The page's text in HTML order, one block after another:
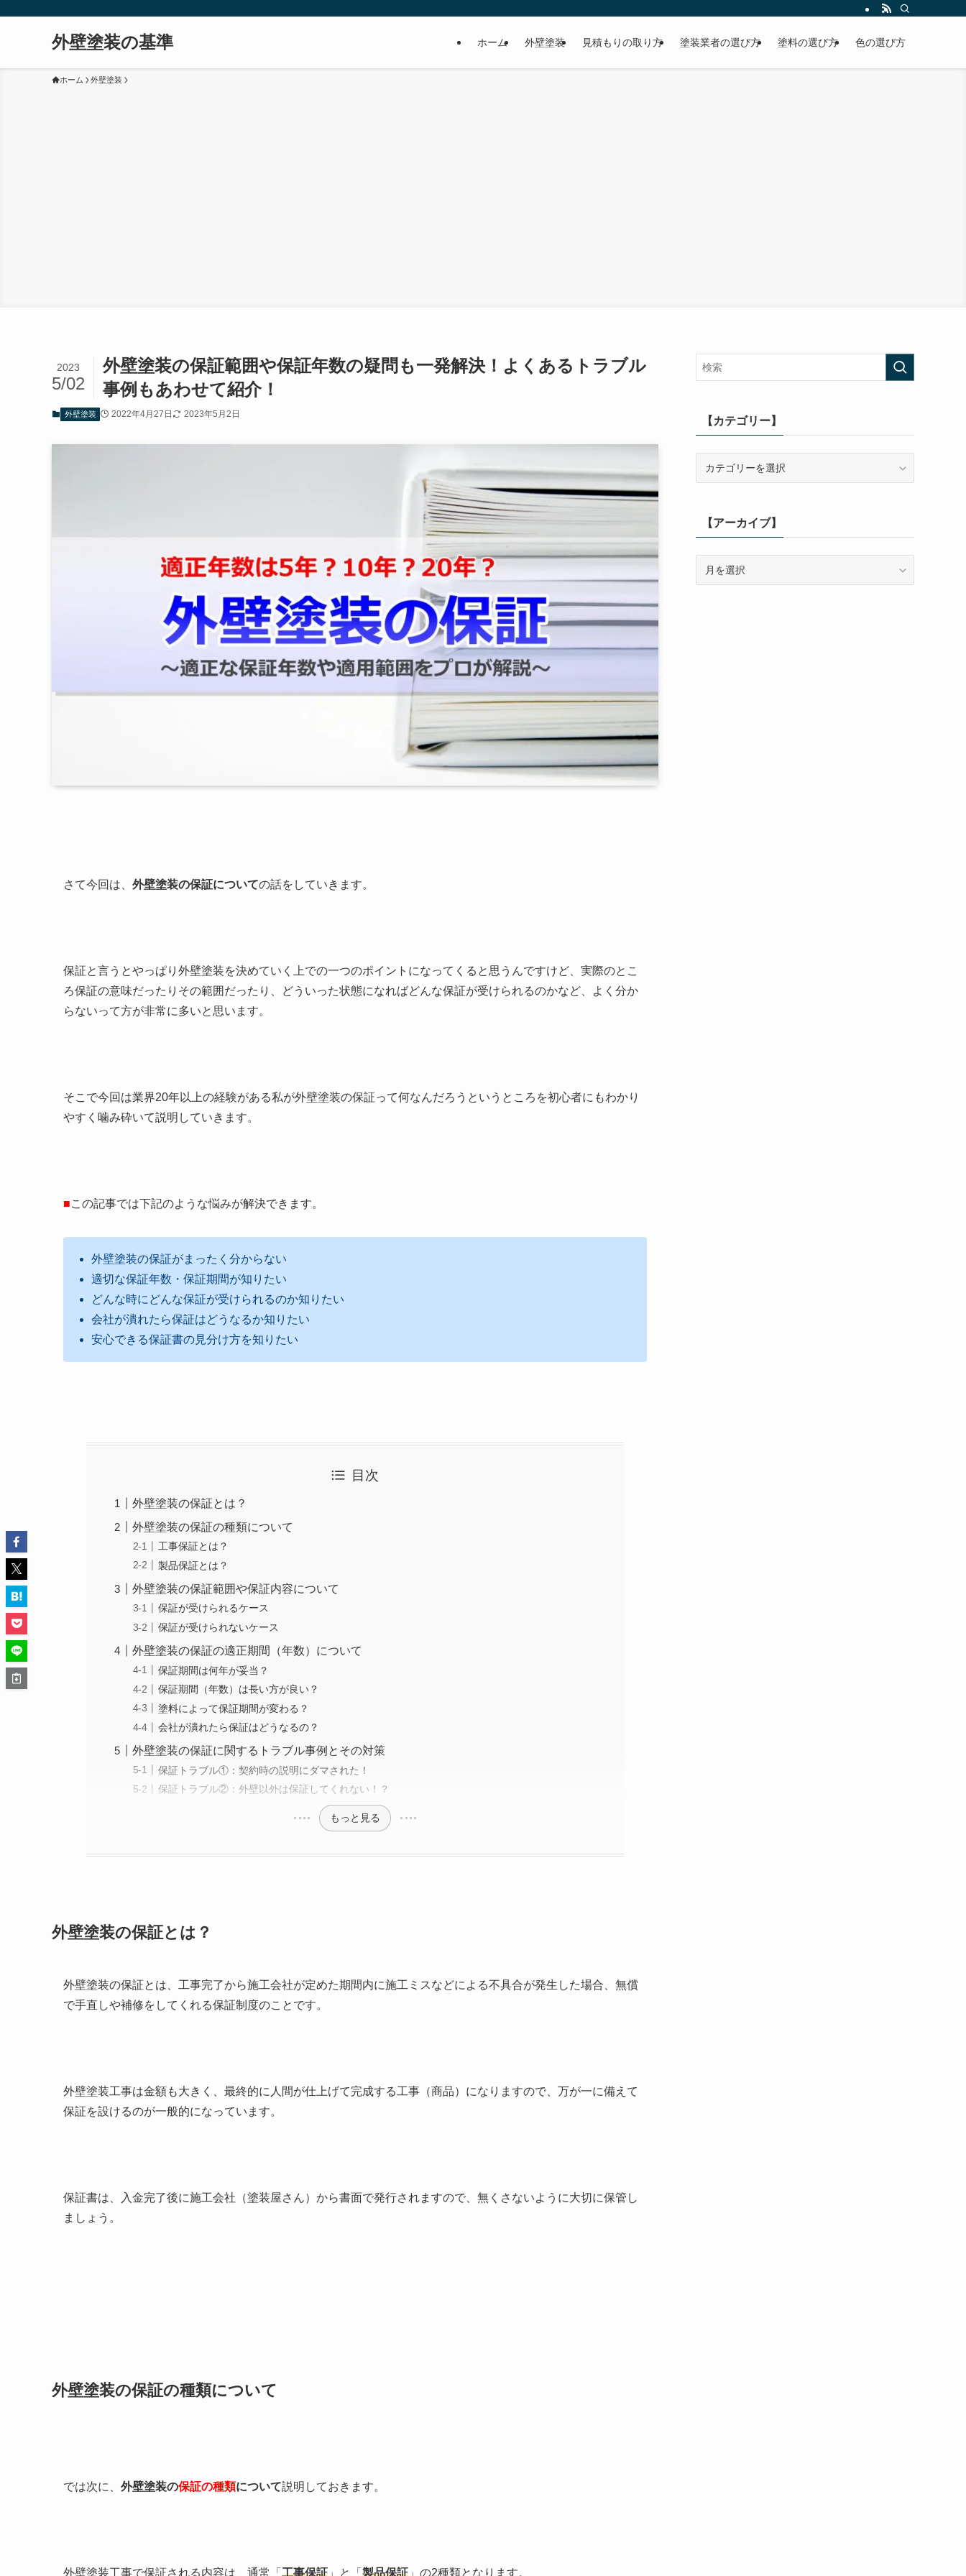
外壁塗装の基準 ホーム 外壁塗装 見積もりの取り方 塗装業者の選び方 塗料の選び方 色の選び方
ホーム 外壁塗装
外壁塗装の保証範囲や保証年数の疑問も一発解決！よくあるトラブル
事例もあわせて紹介！
2023
5/02
外壁塗装 2022年4月27日 2023年5月2日
さて今回は、 外壁塗装の保証についての話をしていきます。
保証と言うとやっぱり外壁塗装を決めていく上での一つのポイントになってくると思うんですけど、実際のとこ
ろ保証の意味だったりその範囲だったり、どういった状態になればどんな保証が受けられるのかなど、よく分か
らないって方が非常に多いと思います。
そこで今回は業界20年以上の経験がある私が外壁塗装の保証って何なんだろうというところを初心者にもわかり
やすく噛み砕いて説明していきます。
■この記事では下記のような悩みが解決できます。
外壁塗装の保証がまったく分からない
適切な保証年数・保証期間が知りたい
どんな時にどんな保証が受けられるのか知りたい
会社が潰れたら保証はどうなるか知りたい
安心できる保証書の見分け方を知りたい
目次
外壁塗装の保証とは？
外壁塗装の保証の種類について
工事保証とは？
製品保証とは？
外壁塗装の保証範囲や保証内容について
保証が受けられるケース
保証が受けられないケース
外壁塗装の保証の適正期間（年数）について
保証期間は何年が妥当？
保証期間（年数）は長い方が良い？
塗料によって保証期間が変わる？
会社が潰れたら保証はどうなるの？
外壁塗装の保証に関するトラブル事例とその対策
保証トラブル①：契約時の説明にダマされた！
保証トラブル②：外壁以外は保証してくれない！？
もっと見る
外壁塗装の保証とは？
外壁塗装の保証とは、工事完了から施工会社が定めた期間内に施工ミスなどによる不具合が発生した場合、無償
で手直しや補修をしてくれる保証制度のことです。
外壁塗装工事は金額も大きく、最終的に人間が仕上げて完成する工事（商品）になりますので、万が一に備えて
保証を設けるのが一般的になっています。
保証書は、入金完了後に施工会社（塗装屋さん）から書面で発行されますので、無くさないように大切に保管し
ましょう。
外壁塗装の保証の種類について
では次に、 外壁塗装の保証の種類について説明しておきます。
外壁塗装工事で保証される内容は、通常「 工事保証 」と「 製品保証 」の2種類となります。
【カテゴリー】
ー】【アーカイブ】